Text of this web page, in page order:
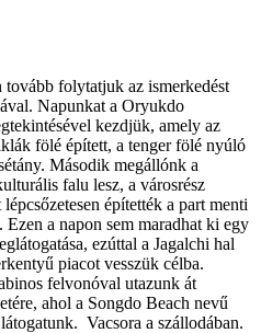
tovább folytatjuk az ismerkedést
Napunkat a Oryukdo
kezdjük, amely az
fölé épített, a tenger fölé nyúló
Második megállónk a
falu lesz, a városrész
lépcsőzetesen építették a part menti
Ezen a napon sem maradhat ki egy
ezúttal a Jagalchi hal
piacot vesszük célba.
felvonóval utazunk át
ahol a Songdo Beach nevű
Vacsora a szállodában.